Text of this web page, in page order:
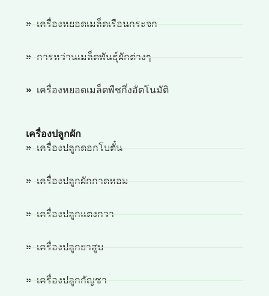
เครื่องหยอดเมล็ดเรือนกระจก
การหว่านเมล็ดพันธุ์ผักต่างๆ
เครื่องหยอดเมล็ดพืชกึ่งอัตโนมัติ
เครื่องปลูกผัก
เครื่องปลูกดอกโบตั๋น
เครื่องปลูกผักกาดหอม
เครื่องปลูกแตงกวา
เครื่องปลูกยาสูบ
เครื่องปลูกกัญชา